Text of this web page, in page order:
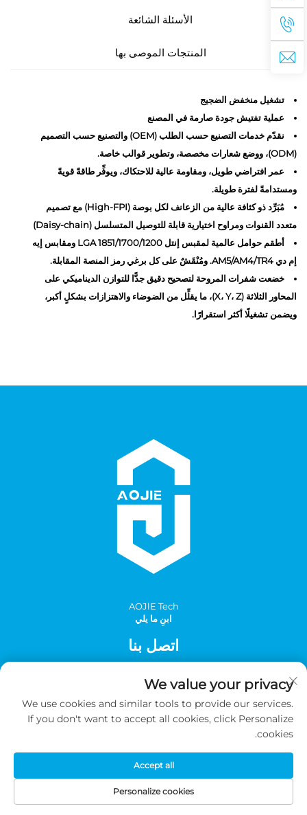
الأسئلة الشائعة
المنتجات الموصى بها
تشغيل منخفض الضجيج
عملية تفتيش جودة صارمة في المصنع
نقدّم خدمات التصنيع حسب الطلب (OEM) والتصنيع حسب التصميم
(ODM)، ووضع شعارات مخصصة، وتطوير قوالب خاصة.
عمر افتراضي طويل، ومقاومة عالية للاحتكاك، ويوفِّر طاقةً قويةً
ومستدامةً لفترة طويلة.
مُبَرِّد ذو كثافة عالية من الزعانف لكل بوصة (High-FPI) مع تصميم
متعدد القنوات ومراوح اختيارية قابلة للتوصيل المتسلسل (Daisy-chain)
أطقم حوامل عالمية لمقبس إنتل LGA 1851/1700/1200 ومقابس إيه
إم دي AM5/AM4/TR4. ومُنْقَشٌ على كل برغي رمز المنصة المقابلة.
خضعت شفرات المروحة لتصحيح دقيق جدًّا للتوازن الديناميكي على
المحاور الثلاثة (X، Y، Z)، ما يقلِّل من الضوضاء والاهتزازات بشكلٍ أكبر،
ويضمن تشغيلًا أكثر استقرارًا.
AOJlE Tech
ابنِ ما يلي
اتصل بنا
مينغتشو الصناعية، مقاطعة تونغهوا، قوانغتشو، الصين
الهاتف:+86-2036031688 داخلي 8048
بريد إلكتروني:
حقوق الطبع والنشر © 2026 شركة قوانغتشو AOJIE للعلوم والتكنولوجيا
المحدودة. جميع الحقوق محفوظة -سياسة الخصوصية
We value your privacy
We use cookies and similar tools to provide our services.
If you don't want to accept all cookies, click Personalize
cookies.
Personalize cookies
Accept all